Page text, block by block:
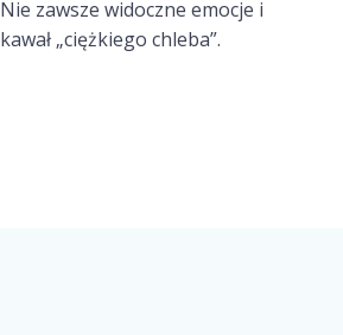
Nie zawsze widoczne emocje i
kawał „ciężkiego chleba”.